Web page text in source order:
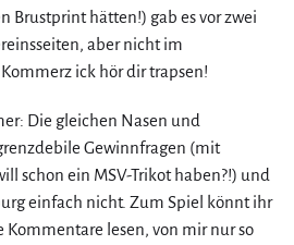
Brustprint hätten!) gab es vor zwei
aber nicht im
ick hör dir trapsen!
Die gleichen Nasen und
Gewinnfragen (mit
schon ein MSV-Trikot haben?!) und
einfach nicht. Zum Spiel könnt ihr
lesen, von mir nur so